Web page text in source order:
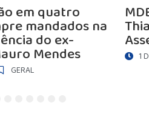
MDB homologa
Thiago Silva à
Assembleia
1 DIA ATRÁS